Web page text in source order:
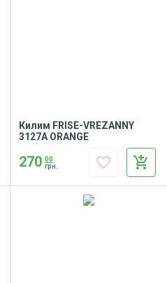
Килим FRISE-VREZANNY
3127A ORANGE
270 00
грн.
add_shopping_cart
favorite_border